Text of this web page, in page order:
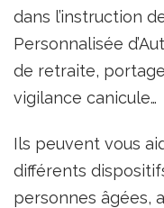
dans l’instruction
Personnalisée
de retraite,
vigilance canicule…
Ils peuvent vous
différents
personnes âgées,